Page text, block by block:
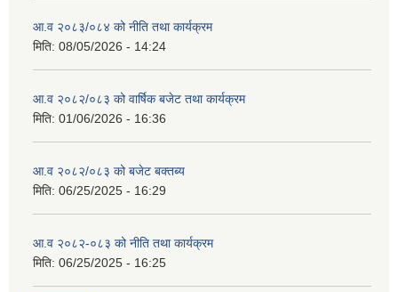
आ.व २०८३/०८४ को नीति तथा कार्यक्रम
मिति: 08/05/2026 - 14:24
आ.व २०८२/०८३ को वार्षिक बजेट तथा कार्यक्रम
मिति: 01/06/2026 - 16:36
आ.व २०८२/०८३ को बजेट बक्तब्य
मिति: 06/25/2025 - 16:29
आ.व २०८२-०८३ को नीति तथा कार्यक्रम
मिति: 06/25/2025 - 16:25